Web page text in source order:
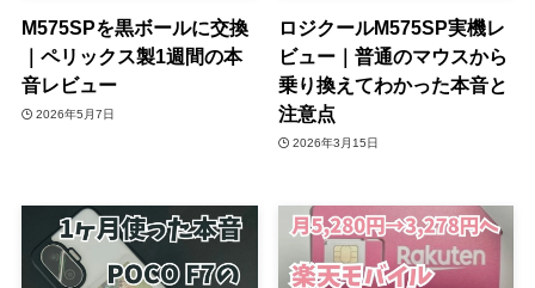
M575SPを黒ボールに交換
｜ペリックス製1週間の本
音レビュー
2026年5月7日
ロジクールM575SP実機レ
ビュー｜普通のマウスから
乗り換えてわかった本音と
注意点
2026年3月15日